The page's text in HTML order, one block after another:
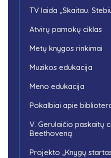
TV laida „Skaitau.
Atvirų pamokų ciklas
Metų knygos rinkimai
Muzikos edukacija
Meno edukacija
Pokalbiai apie
V. Gerulaičio paskaitų
Beethoveną
Projekto „Knygų